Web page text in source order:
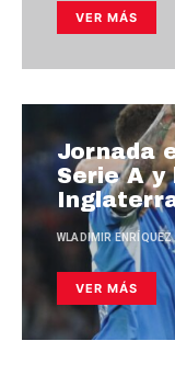
VER MÁS
Jornada
Serie A y
WLADIMIR ENRÍQUEZ
VER MÁS